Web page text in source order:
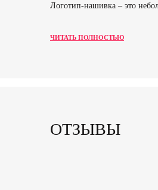
Логотип-нашивка – это
ЧИТАТЬ ПОЛНОСТЬЮ
ОТЗЫВЫ